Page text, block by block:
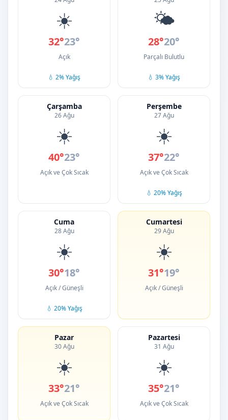
☀️
32°23°
Açık
💧 2% Yağış
🌤️
28°20°
Parçalı Bulutlu
💧 3% Yağış
Çarşamba
26 Ağu
☀️
40°23°
Açık ve Çok Sıcak
Perşembe
27 Ağu
☀️
37°22°
Açık ve Çok Sıcak
💧 20% Yağış
Cuma
28 Ağu
☀️
30°18°
Açık / Güneşli
💧 20% Yağış
Cumartesi
29 Ağu
☀️
31°19°
Açık / Güneşli
Pazar
30 Ağu
☀️
33°21°
Açık ve Çok Sıcak
Pazartesi
31 Ağu
☀️
35°21°
Açık ve Çok Sıcak